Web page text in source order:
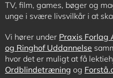
TV, film, games, bøger og
unge i svære livsvilkår i at
Vi hører under Praxis Forlag
og Ringhof Uddannelse
hvor det er muligt at få
Ordblindetræning og